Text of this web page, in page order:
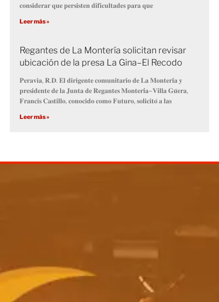
𝐜𝐨𝐧𝐬𝐢𝐝𝐞𝐫𝐚𝐫 𝐪𝐮𝐞 𝐩𝐞𝐫𝐬𝐢𝐬𝐭𝐞𝐧 𝐝𝐢𝐟𝐢𝐜𝐮𝐥𝐭𝐚𝐝𝐞𝐬 𝐩𝐚𝐫𝐚 𝐪𝐮𝐞
Leer más »
Regantes de La Montería solicitan revisar
ubicación de la presa La Gina–El Recodo
𝐏𝐞𝐫𝐚𝐯𝐢𝐚, 𝐑.𝐃. 𝐄𝐥 𝐝𝐢𝐫𝐢𝐠𝐞𝐧𝐭𝐞 𝐜𝐨𝐦𝐮𝐧𝐢𝐭𝐚𝐫𝐢𝐨 𝐝𝐞 𝐋𝐚 𝐌𝐨𝐧𝐭𝐞𝐫𝐢́𝐚 𝐲
𝐩𝐫𝐞𝐬𝐢𝐝𝐞𝐧𝐭𝐞 𝐝𝐞 𝐥𝐚 𝐉𝐮𝐧𝐭𝐚 𝐝𝐞 𝐑𝐞𝐠𝐚𝐧𝐭𝐞𝐬 𝐌𝐨𝐧𝐭𝐞𝐫𝐢́𝐚–𝐕𝐢𝐥𝐥𝐚 𝐆𝐮̈𝐞𝐫𝐚,
𝐅𝐫𝐚𝐧𝐜𝐢𝐬 𝐂𝐚𝐬𝐭𝐢𝐥𝐥𝐨, 𝐜𝐨𝐧𝐨𝐜𝐢𝐝𝐨 𝐜𝐨𝐦𝐨 𝐅𝐮𝐭𝐮𝐫𝐨, 𝐬𝐨𝐥𝐢𝐜𝐢𝐭𝐨́ 𝐚 𝐥𝐚𝐬
Leer más »